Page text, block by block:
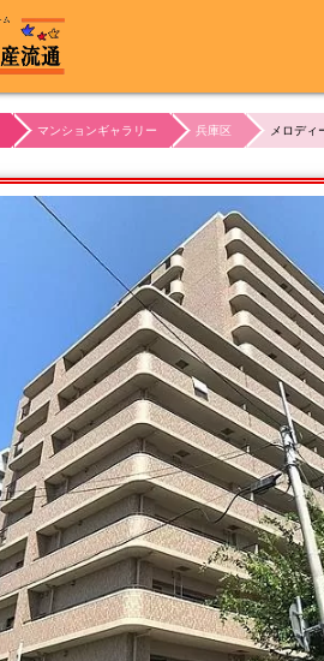
マンションギャラリー 兵庫区 メロディ